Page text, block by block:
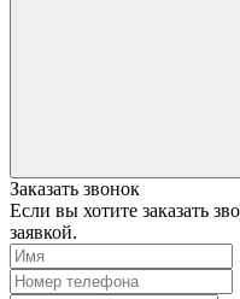
Заказать звонок
Если вы хотите заказать
заявкой.